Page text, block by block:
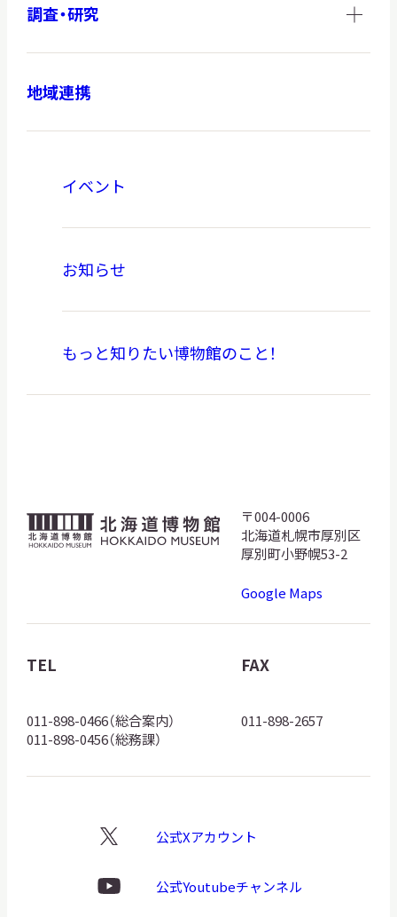
調査・研究
地域連携
イベント
お知らせ
もっと知りたい博物館のこと！
北
海
物
館
ゴ
〒004-0006
北海道札幌市厚別区
厚別町小野幌53-2
Google Maps
TEL
011-898-0466（総合案内）
011-898-0456（総務課）
FAX
011-898-2657
X
ゴ
公式Xアカウント
Youtube
公式Youtubeチャンネル